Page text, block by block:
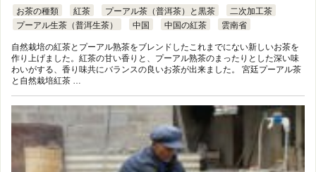
お茶の種類 紅茶 プーアル茶（普洱茶）と黒茶
二次加工茶
プーアル生茶（普洱生茶）
中国 中国の紅茶 雲南省
自然栽培の紅茶とプーアル熟茶をブレンドしたこれまでにない新しいお茶を
作り上げました。紅茶の甘い香りと、プーアル熟茶のまったりとした深い味
わいがする、香り味共にバランスの良いお茶が出来ました。 宮廷プーアル茶
と自然栽培紅茶 …